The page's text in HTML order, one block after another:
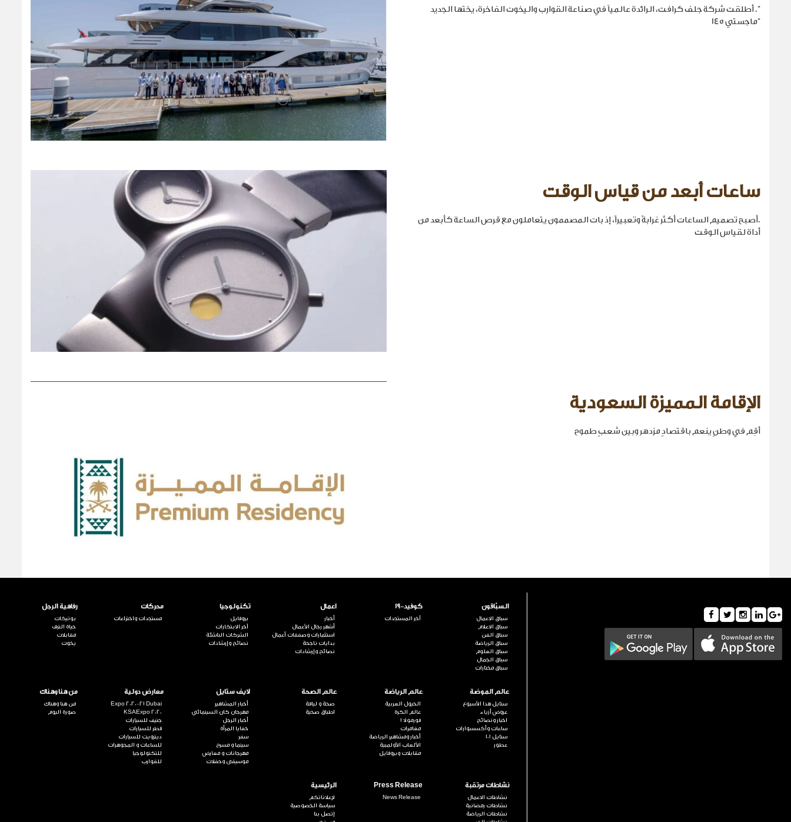
". أطلقت شركة جلف كرافت، الرائدة عالمياً في صناعة القوارب واليخوت الفاخرة، يختها الجديد
"ماجستي 145
ساعات أبعد من قياس الوقت
.أصبح تصميم الساعات أكثر غرابةً وتعبيراً، إذ بات المصممون يتعاملون مع قرص الساعة كأبعد من
أداة لقياس الوقت
الإقامة المميزة السعودية
أقِم في وطنٍ ينعم باقتصادٍ مزدهر وبين شعبٍ طموح
السبّاقون
سباق الاعمال
سباق الاعلام
سباق الفن
سباق الرياضة
سباق العلوم
سباق الجمال
سباق مختارات
كوفيد-19
آخر المستجدات
اعمال
أخبار
أشهر رجال الأعمال
استثمارات وصفقات أعمال
بدايات ناجحة
نصائح وإرشادات
تكنولوجيا
بروفايل
آخر الابتكارات
الشركات الناشئة
نصائح وإرشادات
محركات
مستجدات واختراعات
رفاهية الرجل
بوتيكات
حياة الترف
مقابلات
يخوت
عالم الموضة
ستايل هذا الأسبوع
عروض أزياء
اخبار ونصائح
ساعات وأكسسوارات
ستايل 101
عطور
عالم الرياضة
الخيول العربية
عالم الكرة
فورمولا 1
مغامرات
أخبار ومشاهير الرياضة
الألعاب الأولمبية
مقابلات وبروفايل
عالم الصحة
صحة و لياقة
اطباق صحية
لايف ستايل
أخبار المشاهير
مهرجان كان السينمائي
أخبار الرجل
خفايا المرأة
سفر
سينما و مسرح
مهرجانات و معارض
موسيقى وحفلات
معارض دولية
Expo 2020-21 Dubai
KSAExpo 2020
جنيف للسيارات
قطر للسيارات
ديترويت للسيارات
للساعات و المجوهرات
للتكنولوجيا
للقوارب
من هنا وهناك
من هنا وهناك
صورة اليوم
نشاطات مرتقبة
نشاطات الاعمال
نشاطات رمضانية
نشاطات الرياضة
Press Release
News Release
الرئيسية
لإعلاناتكم
سياسة الخصوصية
إتصل بنا